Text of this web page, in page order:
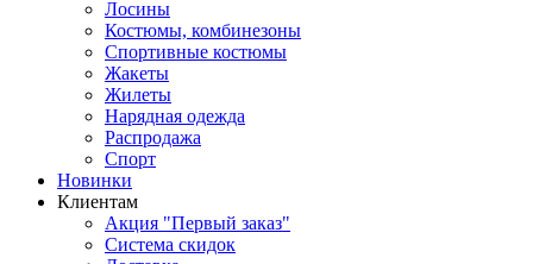
Лосины
Костюмы, комбинезоны
Спортивные костюмы
Жакеты
Жилеты
Нарядная одежда
Распродажа
Спорт
Новинки
Клиентам
Акция "Первый заказ"
Система скидок